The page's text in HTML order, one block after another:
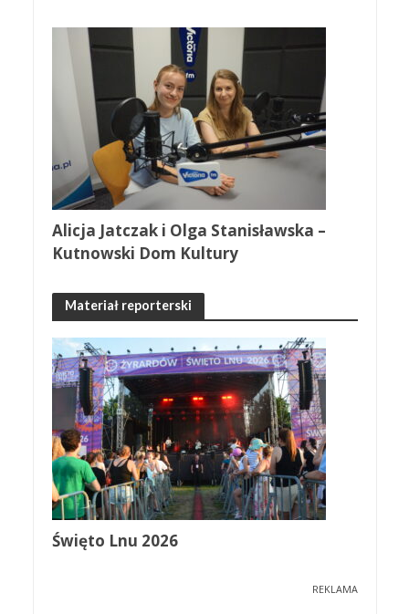
Alicja Jatczak i Olga Stanisławska –
Kutnowski Dom Kultury
Materiał reporterski
Święto Lnu 2026
REKLAMA